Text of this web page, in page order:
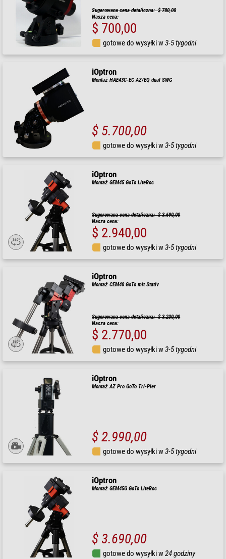
Sugerowana cena detaliczna: $ 780,00
Nasza cena:
$ 700,00
gotowe do wysyłki w3-5 tygodni
iOptron
Montaż HAE43C-EC AZ/EQ dual SWG
$ 5.700,00
gotowe do wysyłki w3-5 tygodni
iOptron
Montaż GEM45 GoTo LiteRoc
Sugerowana cena detaliczna: $ 3.690,00
Nasza cena:
$ 2.940,00
gotowe do wysyłki w3-5 tygodni
iOptron
Montaż CEM40 GoTo mit Stativ
Sugerowana cena detaliczna: $ 3.230,00
Nasza cena:
$ 2.770,00
gotowe do wysyłki w3-5 tygodni
iOptron
Montaż AZ Pro GoTo Tri-Pier
$ 2.990,00
gotowe do wysyłki w3-5 tygodni
iOptron
Montaż GEM45G GoTo LiteRoc
$ 3.690,00
gotowe do wysyłki w24 godziny